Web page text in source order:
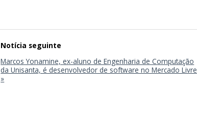
Marcos Yonamine, ex-aluno de Engenharia de Computação
da Unisanta, é desenvolvedor de software no Mercado Livre
»